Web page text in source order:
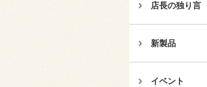
店長の独り言
新製品
イベント